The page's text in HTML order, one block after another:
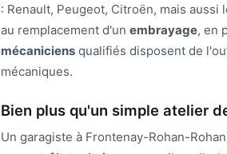
: Renault, Peugeot, Citroën, mais
au remplacement d'un embrayage, en
mécaniciens qualifiés disposent de
mécaniques.
Bien plus qu'un simple atelier
Un garagiste à Frontenay-Rohan-